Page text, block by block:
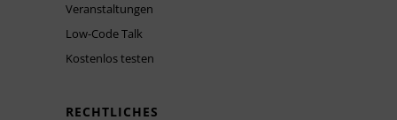
Veranstaltungen
Low-Code Talk
Kostenlos testen
RECHTLICHES